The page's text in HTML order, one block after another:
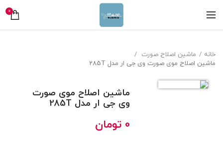
0
خانه
ماشین اصلاح صورت
ماشین اصلاح موی صورت وی جی ار مدل 285T
ماشین اصلاح موی صورت
وی جی ار مدل 285T
0 تومان